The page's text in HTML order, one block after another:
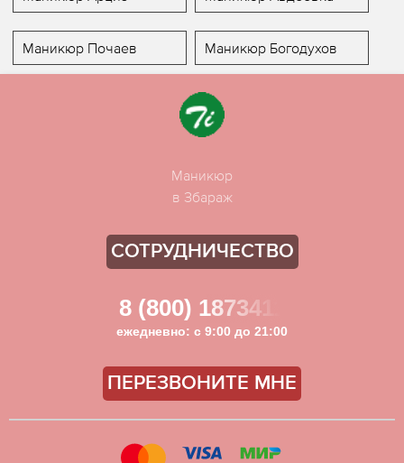
Маникюр Почаев Маникюр Богодухов
Маникюр
в Збараж
СОТРУДНИЧЕСТВО
8 (800) 1873411
ежедневно: с 9:00 до 21:00
ПЕРЕЗВОНИТЕ МНЕ